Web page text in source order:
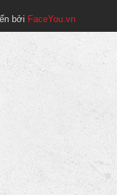
bởi FaceYou.vn